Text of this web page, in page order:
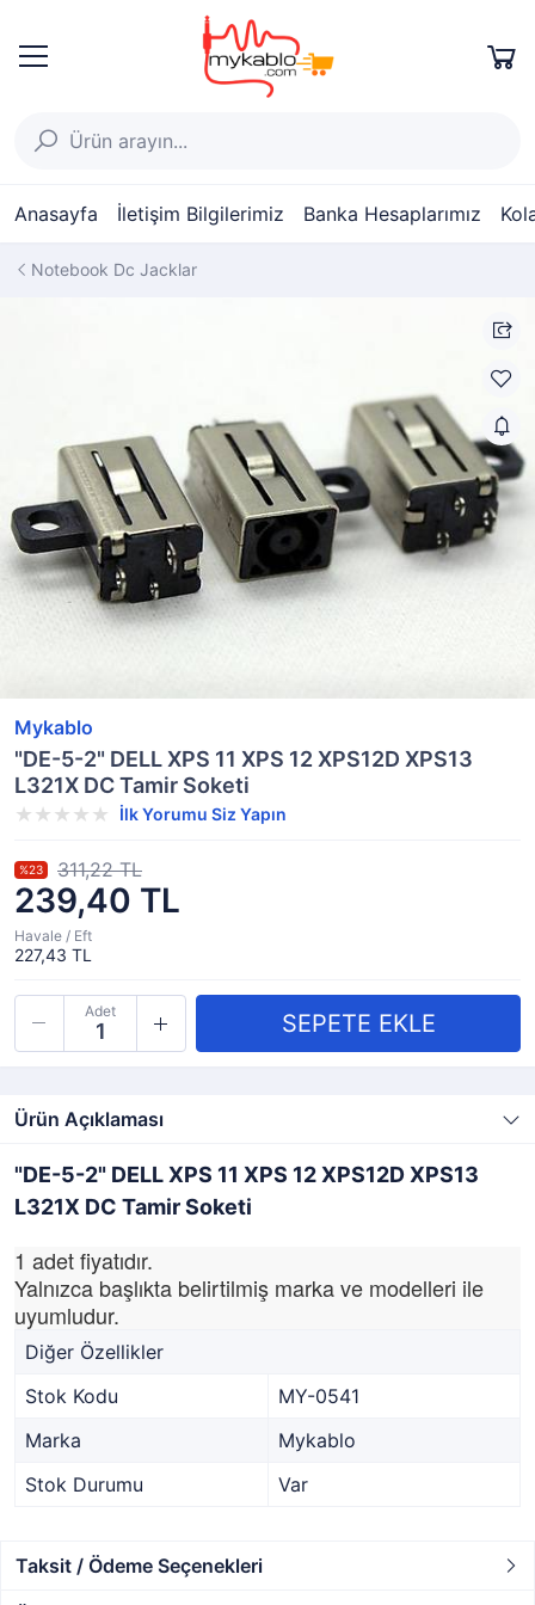
Anasayfa İletişim Bilgilerimiz Banka Hesaplarımız
Notebook Dc Jacklar
Mykablo
"DE-5-2" DELL XPS 11 XPS 12 XPS12D XPS13
L321X DC Tamir Soketi
İlk Yorumu Siz Yapın
239,40 TL
%23 311,22 TL
Havale / Eft
227,43 TL
Adet
Ürün Açıklaması
"DE-5-2" DELL XPS 11 XPS 12 XPS12D XPS13
L321X DC Tamir Soketi
1 adet fiyatıdır.
Yalnızca başlıkta belirtilmiş marka ve modelleri ile
uyumludur.
Diğer Özellikler
Stok Kodu
MY-0541
Marka
Mykablo
Stok Durumu
Var
Taksit / Ödeme Seçenekleri